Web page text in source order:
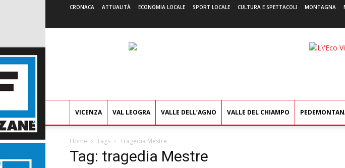
CRONACA ATTUALITÀ ECONOMIA LOCALE SPORT LOCALE CULTURA E SPETTACOLI MONTAGNA
VICENZA VAL LEOGRA VALLE DELL’AGNO VALLE DEL CHIAMPO
Home Tags Tragedia Mestre
Tag: tragedia Mestre